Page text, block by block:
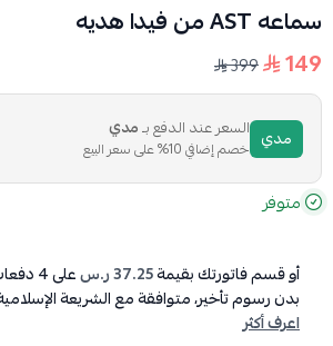
سماعه AST من فيدا هديه
149
399
مدي السعر عند الدفع بـمدي
خصم إضافي 10% على سعر البيع
متوفر
أو قسم فاتورتك بقيمة37.25 ر.س على4
بدون رسوم تأخير، متوافقة مع الشريعة
اعرف أكثر